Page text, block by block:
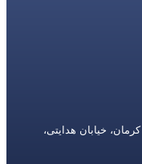
خیابان هدایتی،